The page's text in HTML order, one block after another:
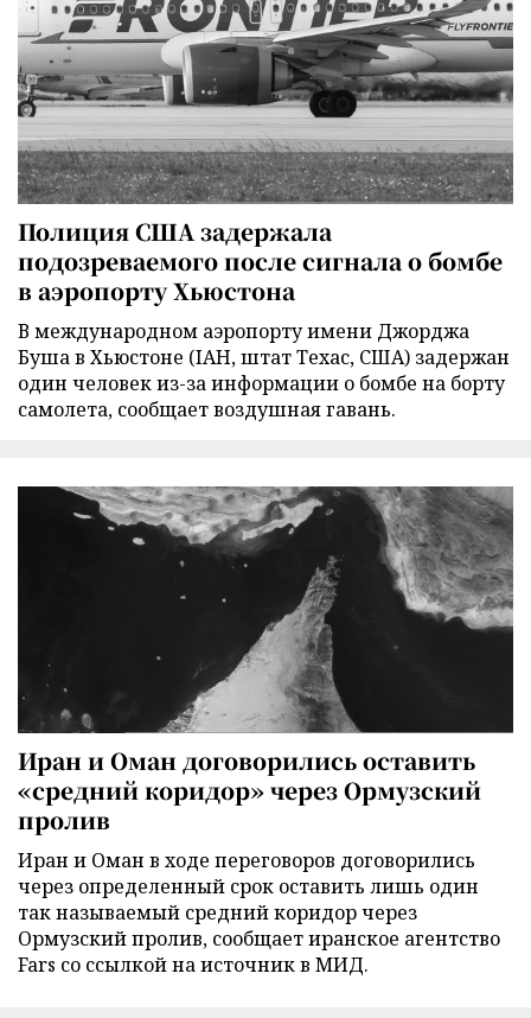
Полиция США задержала
подозреваемого после сигнала о бомбе
в аэропорту Хьюстона
В международном аэропорту имени Джорджа
Буша в Хьюстоне (IAH, штат Техас, США) задержан
один человек из-за информации о бомбе на борту
самолета, сообщает воздушная гавань.
Иран и Оман договорились оставить
«средний коридор» через Ормузский
пролив
Иран и Оман в ходе переговоров договорились
через определенный срок оставить лишь один
так называемый средний коридор через
Ормузский пролив, сообщает иранское агентство
Fars со ссылкой на источник в МИД.